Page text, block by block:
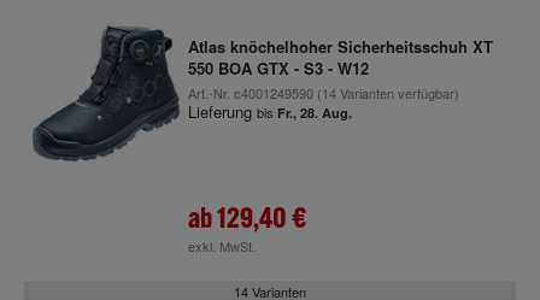
Atlas knöchelhoher Sicherheitsschuh XT
550 BOA GTX - S3 - W12
Art.-Nr. c4001249590(14 Varianten verfügbar)
Lieferung bis Fr., 28. Aug.
ab129,40 €
exkl. MwSt.
14 Varianten